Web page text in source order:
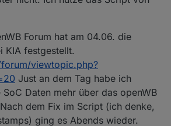
Forum hat am 04.06. die
KIA festgestellt.
viewtopic.php?
Just an dem Tag habe ich
Daten mehr über das openWB
dem Fix im Script (ich denke,
ging es Abends wieder.